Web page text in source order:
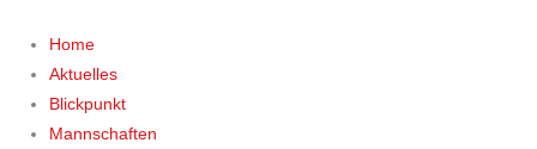
Inhalt
springen
Home
Aktuelles
Blickpunkt
Mannschaften